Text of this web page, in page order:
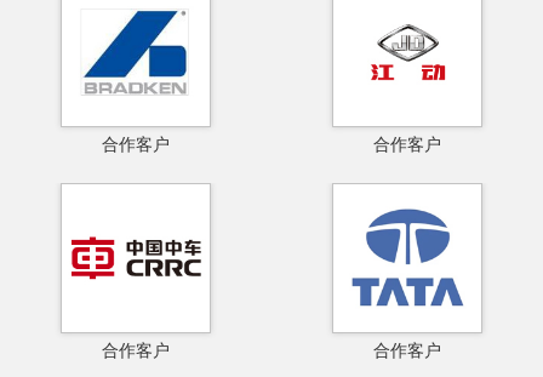
合作客户 合作客户
合作客户 合作客户